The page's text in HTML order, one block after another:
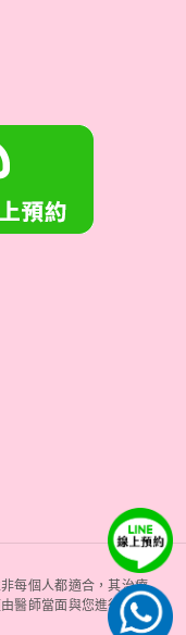
每個人都適合，其治療
醫師當面與您進行評估